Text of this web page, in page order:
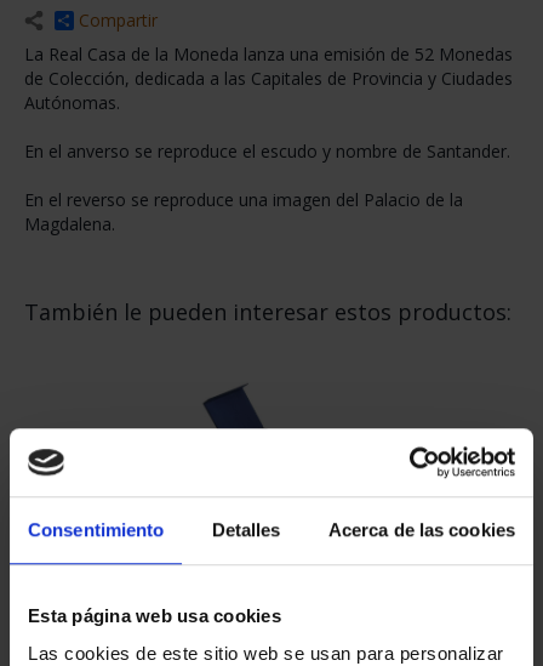
Consentimiento Detalles Acerca de las cookies
Esta página web usa cookies
Las cookies de este sitio web se usan para personalizar
Compartir
La Real Casa de la Moneda lanza una emisión de 52 Monedas
de Colección, dedicada a las Capitales de Provincia y Ciudades
Autónomas.
En el anverso se reproduce el escudo y nombre de Santander.
En el reverso se reproduce una imagen del Palacio de la
Magdalena.
También le pueden interesar estos productos: